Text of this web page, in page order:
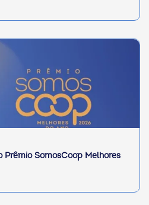
SomosCoop Melhores